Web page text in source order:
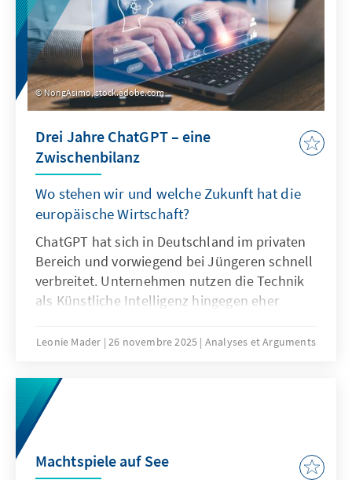
NongAsimo, stock.adobe.com
Drei Jahre ChatGPT – eine
Zwischenbilanz
Wo stehen wir und welche Zukunft hat die
europäische Wirtschaft?
ChatGPT hat sich in Deutschland im privaten
Bereich und vorwiegend bei Jüngeren schnell
verbreitet. Unternehmen nutzen die Technik
als Künstliche Intelligenz hingegen eher
hierfür sind nicht nur technische
Produkteigenschaften wie die Transparenz
oder die Spezifikation. Für Europa geht es
deshalb nicht darum, ChatGPT mit
eigene Modelle zu entwickeln oder
Leonie Mader 26 novembre 2025 Analyses et Arguments
Machtspiele auf See